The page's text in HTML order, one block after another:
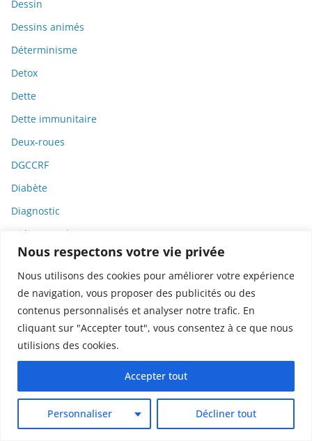
Nous respectons votre vie privée
Nous utilisons des cookies pour améliorer votre expérience
de navigation, vous proposer des publicités ou des
contenus personnalisés et analyser notre trafic. En
cliquant sur "Accepter tout", vous consentez à ce que nous
utilisions des cookies.
Personnaliser Décliner tout
Accepter tout
Dessin
Dessins animés
Déterminisme
Detox
Dette
Dette immunitaire
Deux-roues
DGCCRF
Diabète
Diagnostic
Didier Raoult
Diététique
Diffamation
Diplomatie
Dispositifs médicaux
Doctolib
Documentaire